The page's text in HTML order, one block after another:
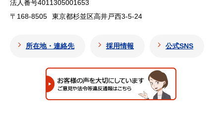
法人番号4011305001653
〒168-8505
東京都杉並区高井戸西3-5-24
所在地・連絡先 採用情報 公式SNS